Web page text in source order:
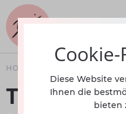
HOME
Diese Website
Ihnen die
bieten